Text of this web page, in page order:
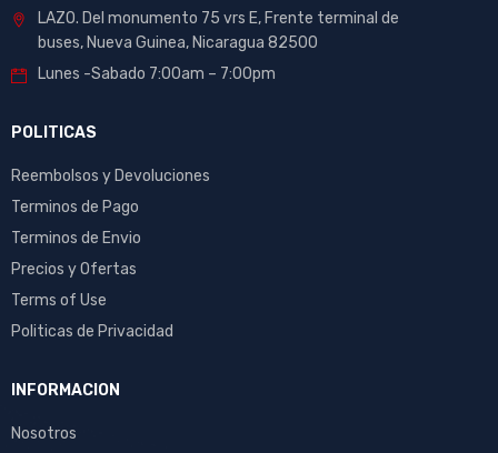
LAZO. Del monumento 75 vrs E, Frente terminal de
buses, Nueva Guinea, Nicaragua 82500
Lunes -Sabado 7:00am – 7:00pm
POLITICAS
Reembolsos y Devoluciones
Terminos de Pago
Terminos de Envio
Precios y Ofertas
Terms of Use
Politicas de Privacidad
INFORMACION
Nosotros